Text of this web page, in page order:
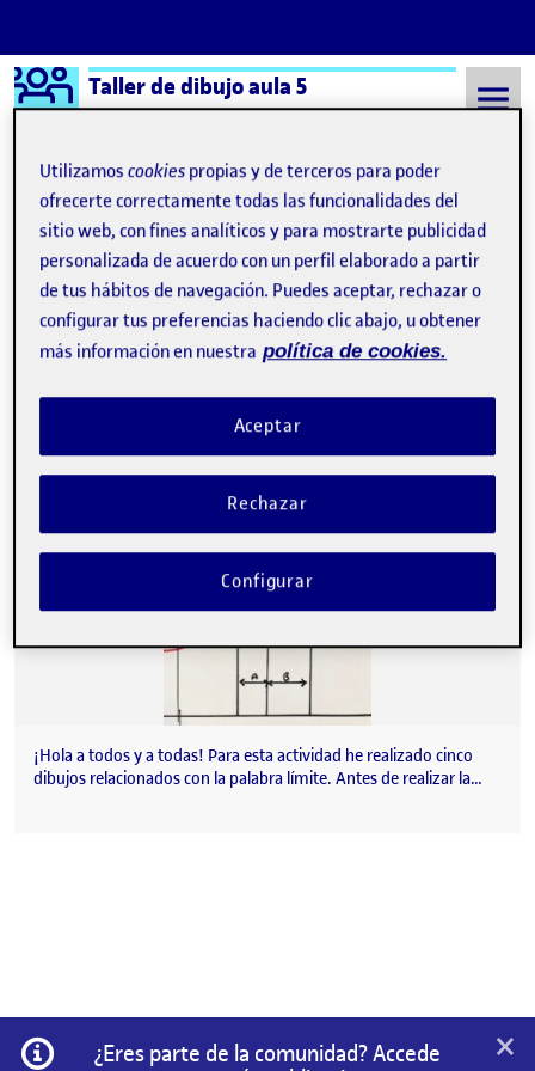
Saltar al contenido
Logo Ágora
Taller de dibujo aula 5
Semestre 20221 - Aula 5 grafo
grafo
Flash2; DIBUJAR CON PALABRAS
Publicado por
Susana Jiménez Manzanera
Fecha de publicación
2 comentarios
¡Hola a todos y a todas! Para esta actividad he realizado cinco
dibujos relacionados con la palabra límite. Antes de realizar la…
Información
¿Eres parte de la comunidad? Accede
×
Utilizamoscookies propias y de terceros para poder
ofrecerte correctamente todas las funcionalidades del
sitio web, con fines analíticos y para mostrarte publicidad
personalizada de acuerdo con un perfil elaborado a partir
de tus hábitos de navegación. Puedes aceptar, rechazar o
configurar tus preferencias haciendo clic abajo, u obtener
más información en nuestra política de cookies.
Rechazar
Aceptar
Configurar